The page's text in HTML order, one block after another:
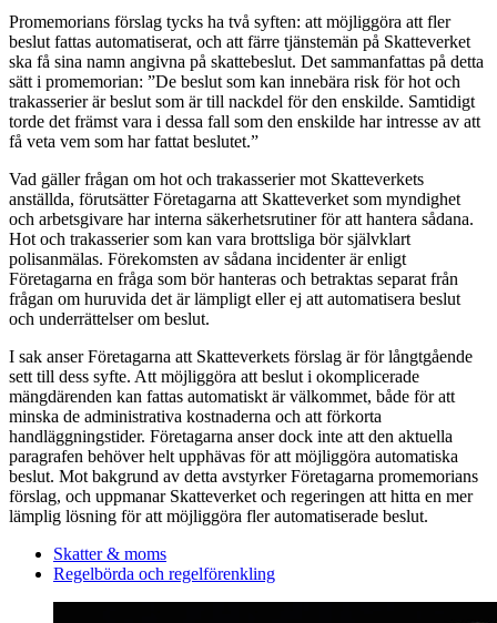
Promemorians förslag tycks ha två syften: att möjliggöra att fler
beslut fattas automatiserat, och att färre tjänstemän på Skatteverket
ska få sina namn angivna på skattebeslut. Det sammanfattas på detta
sätt i promemorian: ”De beslut som kan innebära risk för hot och
trakasserier är beslut som är till nackdel för den enskilde. Samtidigt
torde det främst vara i dessa fall som den enskilde har intresse av att
få veta vem som har fattat beslutet.”
Vad gäller frågan om hot och trakasserier mot Skatteverkets
anställda, förutsätter Företagarna att Skatteverket som myndighet
och arbetsgivare har interna säkerhetsrutiner för att hantera sådana.
Hot och trakasserier som kan vara brottsliga bör självklart
polisanmälas. Förekomsten av sådana incidenter är enligt
Företagarna en fråga som bör hanteras och betraktas separat från
frågan om huruvida det är lämpligt eller ej att automatisera beslut
och underrättelser om beslut.
I sak anser Företagarna att Skatteverkets förslag är för långtgående
sett till dess syfte. Att möjliggöra att beslut i okomplicerade
mängdärenden kan fattas automatiskt är välkommet, både för att
minska de administrativa kostnaderna och att förkorta
handläggningstider. Företagarna anser dock inte att den aktuella
paragrafen behöver helt upphävas för att möjliggöra automatiska
beslut. Mot bakgrund av detta avstyrker Företagarna promemorians
förslag, och uppmanar Skatteverket och regeringen att hitta en mer
lämplig lösning för att möjliggöra fler automatiserade beslut.
Skatter & moms
Regelbörda och regelförenkling